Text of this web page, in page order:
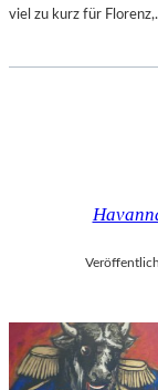
viel zu kurz für